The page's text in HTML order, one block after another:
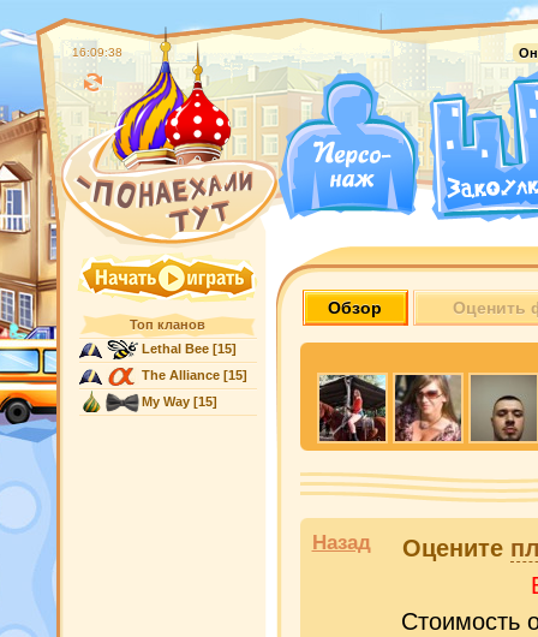
16:09:39
Топ кланов
Lethal Bee[15]
The Alliance[15]
My Way[15]
Обзор Оценить
Назад Оцените
Стоимость